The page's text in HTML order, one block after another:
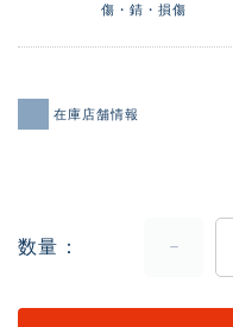
傷・錆・損傷
在庫店舗情報
数量